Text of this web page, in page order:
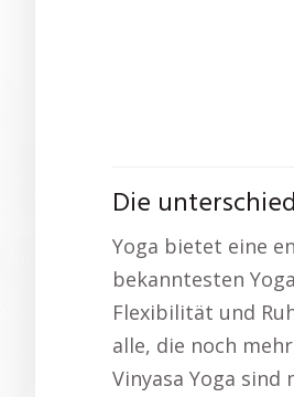
Die
Yoga bietet eine
bekanntesten
Flexibilität und
alle, die noch
Vinyasa Yoga